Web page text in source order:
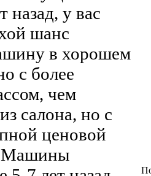
назад, у вас
шанс
в хорошем
с более
чем
салона, но с
ценовой
Машины